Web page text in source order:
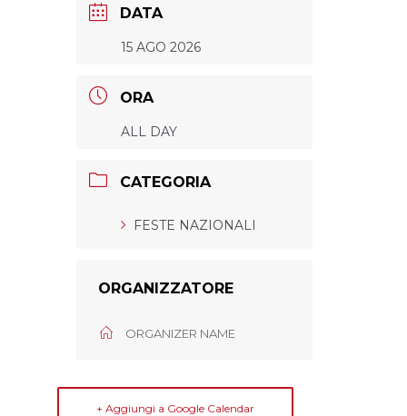
DATA
15 AGO 2026
ORA
ALL DAY
CATEGORIA
FESTE NAZIONALI
ORGANIZZATORE
ORGANIZER NAME
+ Aggiungi a Google Calendar